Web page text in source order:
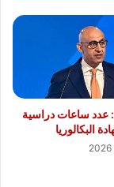
عدد ساعات دراسية
البكالوريا